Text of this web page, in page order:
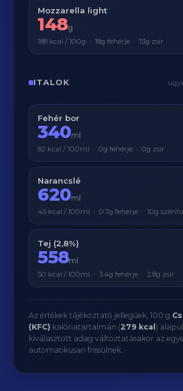
Mozzarella light
148g
188 kcal / 100g · 18g fehérje · 13g zsír
ITALOK
Fehér bor
340ml
82 kcal / 100ml · 0g fehérje · 0g zsír
Narancslé
620ml
45 kcal / 100ml · 0.7g fehérje · 10g
Tej (2,8%)
558ml
50 kcal / 100ml · 3.4g fehérje · 2.8g zsír
Az értékek tájékoztató jellegűek, 100 g
(KFC) kalóriatartalmán (279 kcal )
kiválasztott adag változtatásakor az
automatikusan frissülnek.